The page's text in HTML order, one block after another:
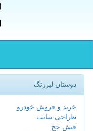
دوستان لیزرتگ
خرید و فروش خودرو
طراحی سایت
فیش حج